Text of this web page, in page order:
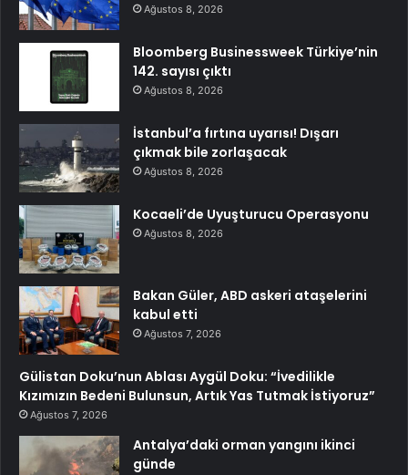
Ağustos 8, 2026
Bloomberg Businessweek Türkiye’nin
142. sayısı çıktı
Ağustos 8, 2026
İstanbul’a fırtına uyarısı! Dışarı
çıkmak bile zorlaşacak
Ağustos 8, 2026
Kocaeli’de Uyuşturucu Operasyonu
Ağustos 8, 2026
Bakan Güler, ABD askeri ataşelerini
kabul etti
Ağustos 7, 2026
Gülistan Doku’nun Ablası Aygül Doku: “İvedilikle
Kızımızın Bedeni Bulunsun, Artık Yas Tutmak İstiyoruz”
Ağustos 7, 2026
Antalya’daki orman yangını ikinci
günde